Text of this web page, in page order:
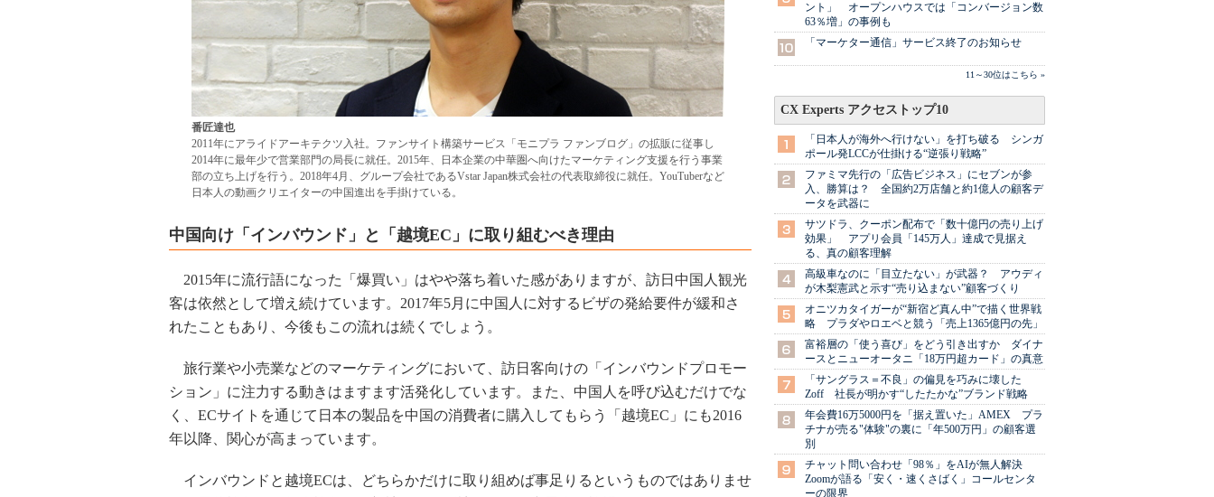
番匠達也
2011年にアライドアーキテクツ入社。ファンサイト構築サービス「モニプラ ファンブログ」の拡販に従事し
2014年に最年少で営業部門の局長に就任。2015年、日本企業の中華圏へ向けたマーケティング支援を行う事業
部の立ち上げを行う。2018年4月、グループ会社であるVstar Japan株式会社の代表取締役に就任。YouTuberなど
日本人の動画クリエイターの中国進出を手掛けている。
中国向け「インバウンド」と「越境EC」に取り組むべき理由
2015年に流行語になった「爆買い」はやや落ち着いた感がありますが、訪日中国人観光
客は依然として増え続けています。2017年5月に中国人に対するビザの発給要件が緩和さ
れたこともあり、今後もこの流れは続くでしょう。
旅行業や小売業などのマーケティングにおいて、訪日客向けの「インバウンドプロモー
ション」に注力する動きはますます活発化しています。また、中国人を呼び込むだけでな
く、ECサイトを通じて日本の製品を中国の消費者に購入してもらう「越境EC」にも2016
年以降、関心が高まっています。
インバウンドと越境ECは、どちらかだけに取り組めば事足りるというものではありませ
ント」 オープンハウスでは「コンバージョン数
63％増」の事例も
「マーケター通信」サービス終了のお知らせ
11～30位はこちら »
CX Experts アクセストップ10
「日本人が海外へ行けない」を打ち破る シンガ
ポール発LCCが仕掛ける“逆張り戦略”
ファミマ先行の「広告ビジネス」にセブンが参
入、勝算は？ 全国約2万店舗と約1億人の顧客デ
ータを武器に
サツドラ、クーポン配布で「数十億円の売り上げ
効果」 アプリ会員「145万人」達成で見据え
る、真の顧客理解
高級車なのに「目立たない」が武器？ アウディ
が木梨憲武と示す“売り込まない”顧客づくり
オニツカタイガーが“新宿ど真ん中”で描く世界戦
略 プラダやロエベと競う「売上1365億円の先」
富裕層の「使う喜び」をどう引き出すか ダイナ
ースとニューオータニ「18万円超カード」の真意
「サングラス＝不良」の偏見を巧みに壊した
Zoff 社長が明かす“したたかな”ブランド戦略
年会費16万5000円を「据え置いた」AMEX プラ
チナが売る"体験"の裏に「年500万円」の顧客選
別
チャット問い合わせ「98％」をAIが無人解決
Zoomが語る「安く・速くさばく」コールセンタ
ーの限界